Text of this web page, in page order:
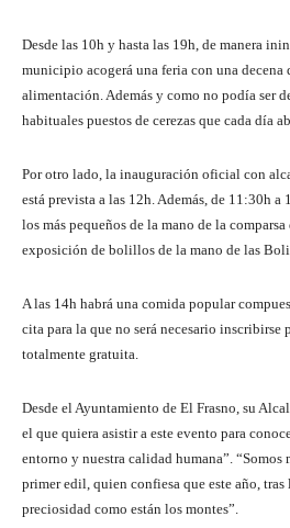
Desde las 10h y hasta las 19h, de manera
municipio acogerá una feria con una decena
alimentación. Además y como no podía ser
habituales puestos de cerezas que cada día
Por otro lado, la inauguración oficial con
está prevista a las 12h. Además, de 11:30h a
los más pequeños de la mano de la
exposición de bolillos de la mano de las
A las 14h habrá una comida popular
cita para la que no será necesario inscribirse
totalmente gratuita.
Desde el Ayuntamiento de El Frasno, su
el que quiera asistir a este evento para
entorno y nuestra calidad humana”. “Somos
primer edil, quien confiesa que este año, tras
preciosidad como están los montes”.